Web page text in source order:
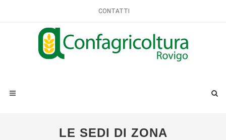
CONTATTI
LE SEDI DI ZONA